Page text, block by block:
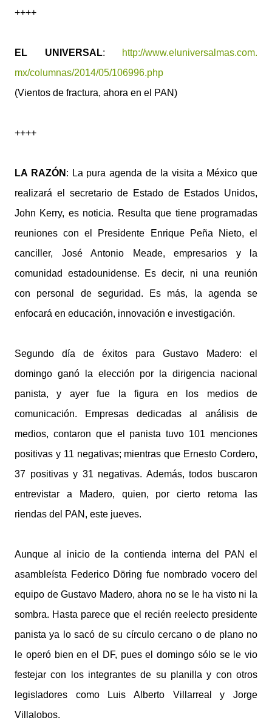
++++
EL UNIVERSAL:
http://www.eluniversalmas.com.
mx/columnas/2014/05/106996.php
(Vientos de fractura, ahora en el PAN)
++++
LA RAZÓN : La pura agenda de la visita a México que
realizará el secretario de Estado de Estados Unidos,
John Kerry, es noticia. Resulta que tiene programadas
reuniones con el Presidente Enrique Peña Nieto, el
canciller, José Antonio Meade, empresarios y la
comunidad estadounidense. Es decir, ni una reunión
con personal de seguridad. Es más, la agenda se
enfocará en educación, innovación e investigación.
Segundo día de éxitos para Gustavo Madero: el
domingo ganó la elección por la dirigencia nacional
panista, y ayer fue la figura en los medios de
comunicación. Empresas dedicadas al análisis de
medios, contaron que el panista tuvo 101 menciones
positivas y 11 negativas; mientras que Ernesto Cordero,
37 positivas y 31 negativas. Además, todos buscaron
entrevistar a Madero, quien, por cierto retoma las
riendas del PAN, este jueves.
Aunque al inicio de la contienda interna del PAN el
asambleísta Federico Döring fue nombrado vocero del
equipo de Gustavo Madero, ahora no se le ha visto ni la
sombra. Hasta parece que el recién reelecto presidente
panista ya lo sacó de su círculo cercano o de plano no
le operó bien en el DF, pues el domingo sólo se le vio
festejar con los integrantes de su planilla y con otros
legisladores como Luis Alberto Villarreal y Jorge
Villalobos.